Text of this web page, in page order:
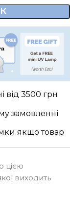
від 3500 грн
замовленні
якщо товар
цією
виходить